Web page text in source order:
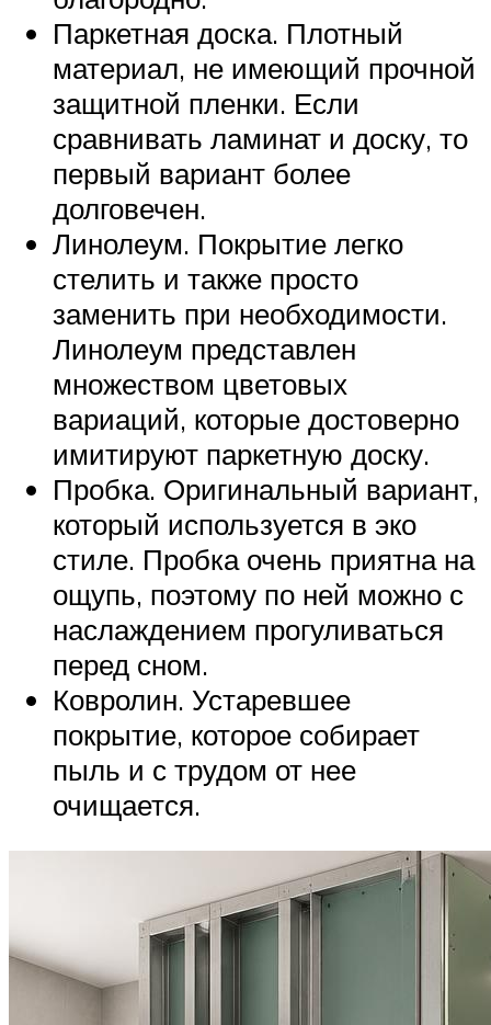
Паркетная доска. Плотный
материал, не имеющий прочной
защитной пленки. Если
сравнивать ламинат и доску, то
первый вариант более
долговечен.
Линолеум. Покрытие легко
стелить и также просто
заменить при необходимости.
Линолеум представлен
множеством цветовых
вариаций, которые достоверно
имитируют паркетную доску.
Пробка. Оригинальный вариант,
который используется в эко
стиле. Пробка очень приятна на
ощупь, поэтому по ней можно с
наслаждением прогуливаться
перед сном.
Ковролин. Устаревшее
покрытие, которое собирает
пыль и с трудом от нее
очищается.